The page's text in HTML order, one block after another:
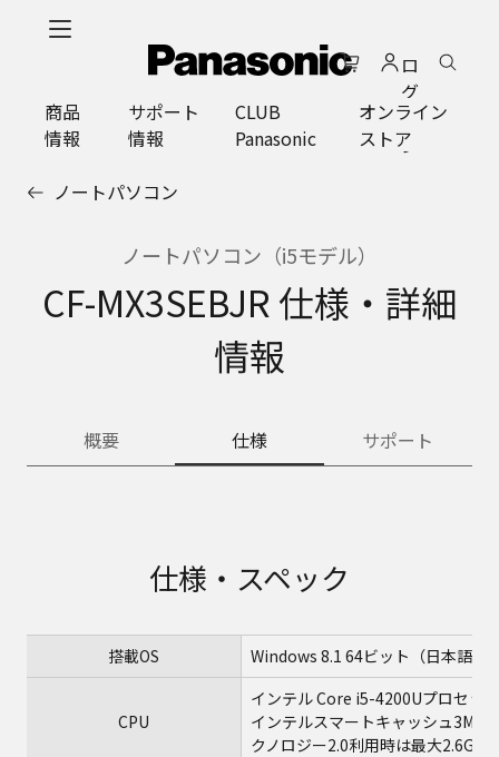
ロ
グ
イ
ン
商品
情報
サポート
情報
CLUB
Panasonic
オンライン
ストア
ノートパソコン
ノートパソコン（i5モデル）
CF-MX3SEBJR 仕様・詳細
情報
概要 仕様 サポート
仕様・スペック
搭載OS Windows 8.1 64ビット（日本語版
CPU
インテル Core i5-4200Uプロセッ
インテルスマートキャッシュ3MB
クノロジー2.0利用時は最大2.6GHz